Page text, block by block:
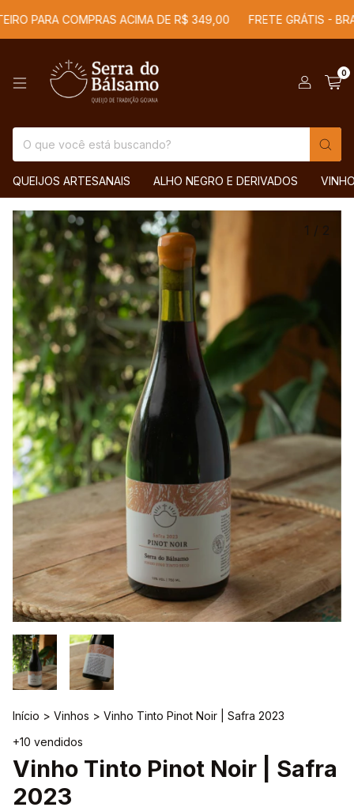
PARA COMPRAS ACIMA DE R$ 349,00 FRETE GRÁTIS -
0
QUEIJOS ARTESANAIS ALHO NEGRO E DERIVADOS
1 / 2
Início > Vinhos > Vinho Tinto Pinot Noir | Safra 2023
+10 vendidos
Vinho Tinto Pinot Noir | Safra
2023